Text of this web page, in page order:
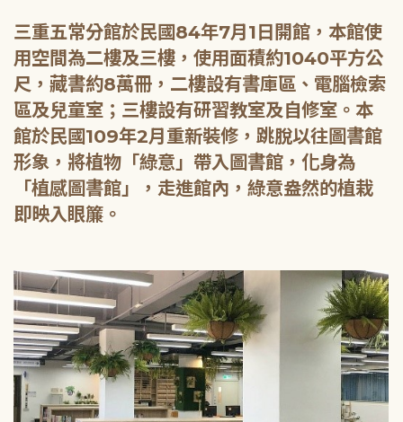
三重五常分館於民國84年7月1日開館，本館使
用空間為二樓及三樓，使用面積約1040平方公
尺，藏書約8萬冊，二樓設有書庫區、電腦檢索
區及兒童室；三樓設有研習教室及自修室。本
館於民國109年2月重新裝修，跳脫以往圖書館
形象，將植物「綠意」帶入圖書館，化身為
「植感圖書館」，走進館內，綠意盎然的植栽
即映入眼簾。